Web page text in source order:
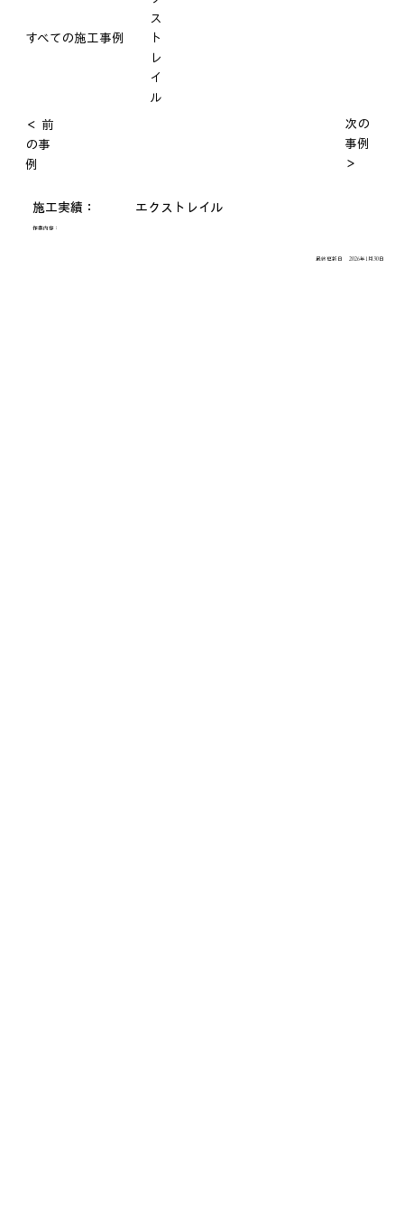
すべての施工事例
ス
ト
レ
イ
ル
施工実績： エクストレイル
作業内容：
最終更新日 2026年1月30日
＜ 前
の事
例
次の
事例
＞